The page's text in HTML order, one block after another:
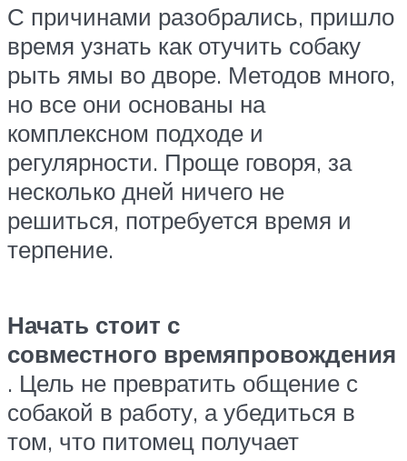
С причинами разобрались, пришло
время узнать как отучить собаку
рыть ямы во дворе. Методов много,
но все они основаны на
комплексном подходе и
регулярности. Проще говоря, за
несколько дней ничего не
решиться, потребуется время и
терпение.
Начать стоит с
совместного времяпровождения
. Цель не превратить общение с
собакой в работу, а убедиться в
том, что питомец получает